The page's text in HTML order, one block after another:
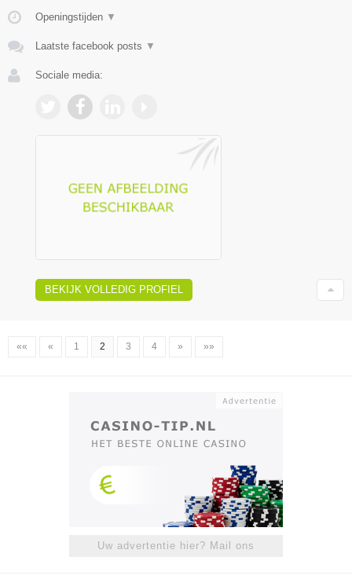
Openingstijden ▼
Laatste facebook posts ▼
Sociale media:
BEKIJK VOLLEDIG PROFIEL
«« « 1 2 3 4 » »»
Uw advertentie hier? Mail ons